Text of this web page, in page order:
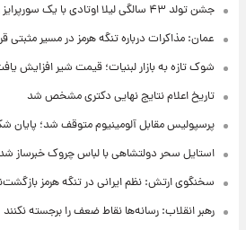
جشن تولد ۴۳ سالگی لیلا اوتادی با یک سورپرایز ویژه + فیلم
عمان: مذاکرات درباره تنگه هرمز در مسیر مثبتی
شوک تازه به بازار لبنیات؛ قیمت شیر افزایش
تاریخ اعلام نتایج نهایی دکتری مشخص شد
پرسپولیس مقابل آلومینیوم متوقف شد؛ پایان
استایل سحر دولتشاهی با لباس چروک خبرساز
سخنگوی ارتش: نظم ایرانی در تنگه هرمز
رهبر انقلاب: رسانه‌ها نقاط ضعف را برجسته نکنند